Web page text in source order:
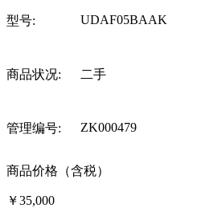
型号: UDAF05BAAK
商品状况: 二手
管理编号: ZK000479
商品价格（含税）
￥35,000